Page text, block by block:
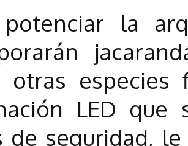
potenciar la
otras especies
LED
de seguridad,